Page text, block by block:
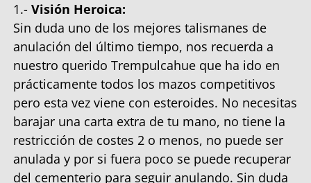
1.- Visión Heroica:
Sin duda uno de los mejores talismanes de
anulación del último tiempo, nos recuerda a
nuestro querido Trempulcahue que ha ido en
prácticamente todos los mazos competitivos
pero esta vez viene con esteroides. No necesitas
barajar una carta extra de tu mano, no tiene la
restricción de costes 2 o menos, no puede ser
anulada y por si fuera poco se puede recuperar
del cementerio para seguir anulando. Sin duda